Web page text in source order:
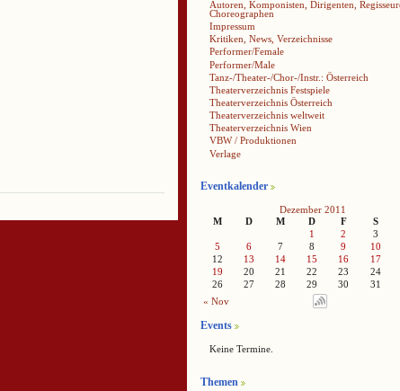
Autoren, Komponisten, Dirigenten,
Choreographen
Impressum
Kritiken, News, Verzeichnisse
Performer/Female
Performer/Male
Tanz-/Theater-/Chor-/Instr.: Österreich
Theaterverzeichnis Festspiele
Theaterverzeichnis Österreich
Theaterverzeichnis weltweit
Theaterverzeichnis Wien
VBW / Produktionen
Verlage
Eventkalender
Dezember 2011
M
D M D F S
1
2 3
5
6 7 8 9 10
12
13 14 15 16 17
19
20 21 22 23 24
26
27 28 29 30
31
« Nov
Events
Keine Termine.
Themen